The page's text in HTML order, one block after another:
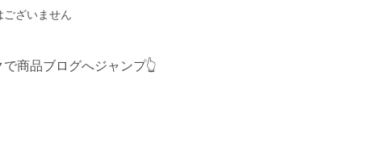
ざいません
商品ブログへジャンプ👆️